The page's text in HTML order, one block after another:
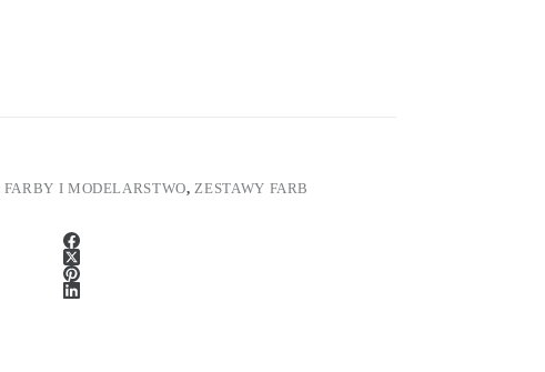
FARBY I MODELARSTWO, ZESTAWY FARB